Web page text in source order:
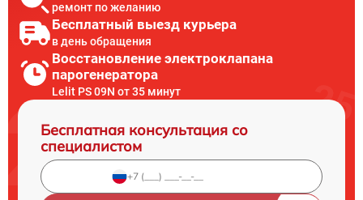
ремонт по желанию
Бесплатный выезд курьера
в день обращения
Восстановление электроклапана
парогенератора
Lelit PS 09N от 35 минут
Бесплатная консультация со
специалистом